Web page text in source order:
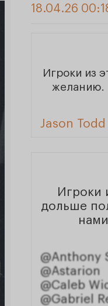
18.04.26
Игроки из
желанию.
Jason
Игроки
дольше
@Anthony
@Astarion
@Caleb
@Gabriel